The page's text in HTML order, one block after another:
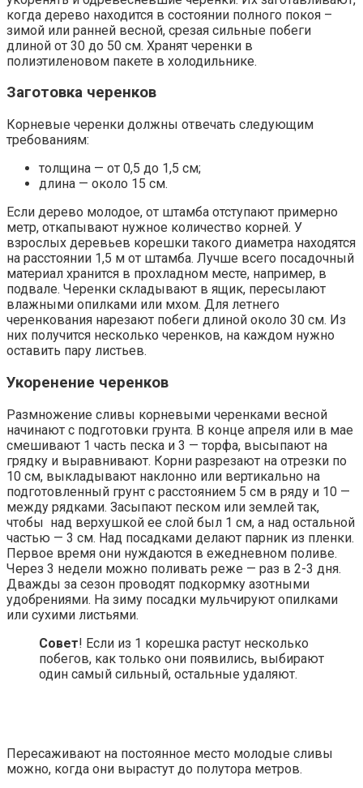
когда дерево находится в состоянии полного покоя –
зимой или ранней весной, срезая сильные побеги
длиной от 30 до 50 см. Хранят черенки в
полиэтиленовом пакете в холодильнике.
Заготовка черенков
Корневые черенки должны отвечать следующим
требованиям:
толщина — от 0,5 до 1,5 см;
длина — около 15 см.
Если дерево молодое, от штамба отступают примерно
метр, откапывают нужное количество корней. У
взрослых деревьев корешки такого диаметра находятся
на расстоянии 1,5 м от штамба. Лучше всего посадочный
материал хранится в прохладном месте, например, в
подвале. Черенки складывают в ящик, пересылают
влажными опилками или мхом. Для летнего
черенкования нарезают побеги длиной около 30 см. Из
них получится несколько черенков, на каждом нужно
оставить пару листьев.
Укоренение черенков
Размножение сливы корневыми черенками весной
начинают с подготовки грунта. В конце апреля или в мае
смешивают 1 часть песка и 3 — торфа, высыпают на
грядку и выравнивают. Корни разрезают на отрезки по
10 см, выкладывают наклонно или вертикально на
подготовленный грунт с расстоянием 5 см в ряду и 10 —
между рядками. Засыпают песком или землей так,
чтобы над верхушкой ее слой был 1 см, а над остальной
частью — 3 см. Над посадками делают парник из пленки.
Первое время они нуждаются в ежедневном поливе.
Через 3 недели можно поливать реже — раз в 2-3 дня.
Дважды за сезон проводят подкормку азотными
удобрениями. На зиму посадки мульчируют опилками
или сухими листьями.
Совет! Если из 1 корешка растут несколько
побегов, как только они появились, выбирают
один самый сильный, остальные удаляют.
Пересаживают на постоянное место молодые сливы
можно, когда они вырастут до полутора метров.